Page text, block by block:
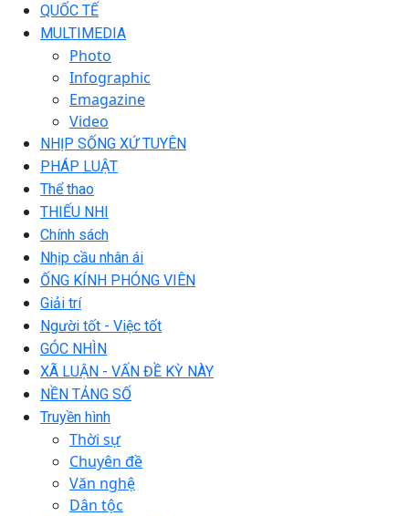
QUỐC TẾ
MULTIMEDIA
Photo
Infographic
Emagazine
Video
NHỊP SỐNG XỨ TUYÊN
PHÁP LUẬT
Thể thao
THIẾU NHI
Chính sách
Nhịp cầu nhân ái
ỐNG KÍNH PHÓNG VIÊN
Giải trí
Người tốt - Việc tốt
GÓC NHÌN
XÃ LUẬN - VẤN ĐỀ KỲ NÀY
NỀN TẢNG SỐ
Truyền hình
Thời sự
Chuyên đề
Văn nghệ
Dân tộc